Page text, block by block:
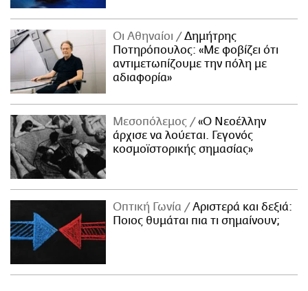
Οι Αθηναίοι
Δημήτρης
Ποτηρόπουλος: «Με φοβίζει ότι
αντιμετωπίζουμε την πόλη με
αδιαφορία»
Μεσοπόλεμος
«Ο Νεοέλλην
άρχισε να λούεται. Γεγονός
κοσμοϊστορικής σημασίας»
Οπτική Γωνία
Αριστερά και δεξιά:
Ποιος θυμάται πια τι σημαίνουν;